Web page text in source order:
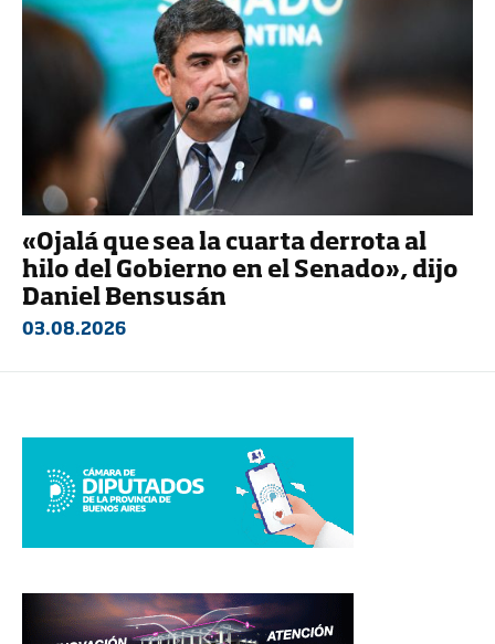
«Ojalá que sea la cuarta derrota al
hilo del Gobierno en el Senado», dijo
Daniel Bensusán
03.08.2026